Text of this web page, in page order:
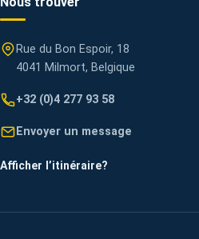
Rue du Bon Espoir, 18
4041 Milmort, Belgique
+32 (0)4 277 93 58
Envoyer un message
Afficher l’itinéraire?